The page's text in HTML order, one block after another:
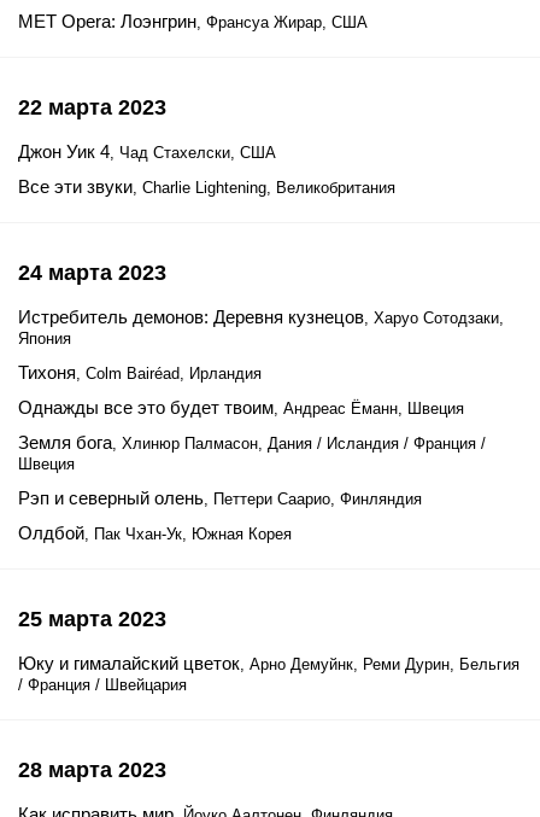
MET Opera: Лоэнгрин, Франсуа Жирар, США
22 марта 2023
Джон Уик 4, Чад Стахелски, США
Все эти звуки, Charlie Lightening, Великобритания
24 марта 2023
Истребитель демонов: Деревня кузнецов, Харуо Сотодзаки,
Япония
Тихоня, Colm Bairéad, Ирландия
Однажды все это будет твоим, Андреас Ёманн, Швеция
Земля бога, Хлинюр Палмасон, Дания / Исландия / Франция /
Швеция
Рэп и северный олень, Петтери Саарио, Финляндия
Олдбой, Пак Чхан-Ук, Южная Корея
25 марта 2023
Юку и гималайский цветок, Арно Демуйнк, Реми Дурин, Бельгия
/ Франция / Швейцария
28 марта 2023